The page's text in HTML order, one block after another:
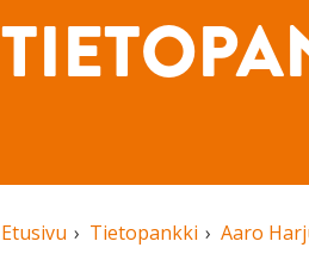
Etusivu Tietopankki Aaro